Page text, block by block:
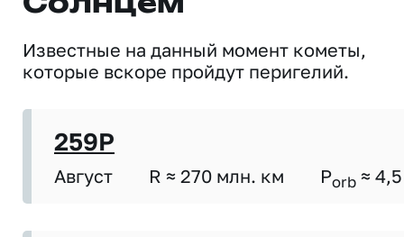
Известные на данный момент кометы,
которые вскоре пройдут перигелий.
259P
Август R ≈ 270 млн. км Porb ≈ 4,5